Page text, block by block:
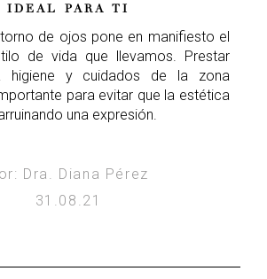
IDEAL PARA TI
de ojos pone en manifiesto el
de vida que llevamos. Prestar
higiene y cuidados de la zona
para evitar que la estética
una expresión.
Dra. Diana Pérez
31.08.21